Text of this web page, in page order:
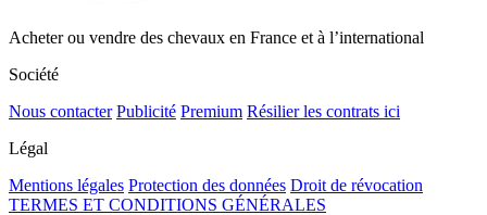
Acheter ou vendre des chevaux en France et à l’international
Société
Nous contacter Publicité Premium Résilier les contrats ici
Légal
Mentions légales Protection des données Droit de révocation
TERMES ET CONDITIONS GÉNÉRALES